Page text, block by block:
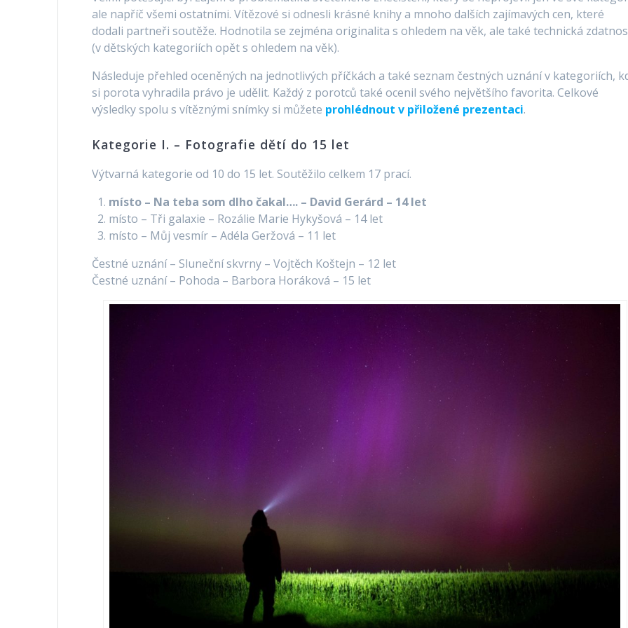
ale napříč všemi ostatními. Vítězové si odnesli krásné knihy a mnoho dalších zajímavých cen, které
dodali partneři soutěže. Hodnotila se zejména originalita s ohledem na věk, ale také technická
(v dětských kategoriích opět s ohledem na věk).
Následuje přehled oceněných na jednotlivých příčkách a také seznam čestných uznání v kategoriích,
si porota vyhradila právo je udělit. Každý z porotců také ocenil svého největšího favorita. Celkové
výsledky spolu s vítěznými snímky si můžete prohlédnout v přiložené prezentaci.
Kategorie I. – Fotografie dětí do 15 let
Výtvarná kategorie od 10 do 15 let. Soutěžilo celkem 17 prací.
místo – Na teba som dlho čakal…. – David Gerárd – 14 let
místo – Tři galaxie – Rozálie Marie Hykyšová – 14 let
místo – Můj vesmír – Adéla Geržová – 11 let
Čestné uznání – Sluneční skvrny – Vojtěch Koštejn – 12 let
Čestné uznání – Pohoda – Barbora Horáková – 15 let